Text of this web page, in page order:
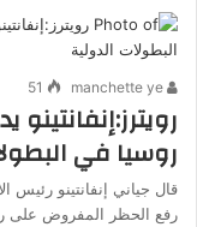
51
روسيا في
قال جياني إنفانتينو رئيس
رفع الحظر المفروض على